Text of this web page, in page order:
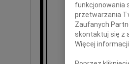
Z głębokim
funkcjonowania
przetwarzania
Zaufanych
skontaktuj się z
Więcej